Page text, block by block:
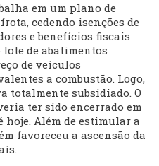
em um plano de
cedendo isenções de
e benefícios fiscais
de abatimentos
de veículos
a combustão. Logo,
totalmente subsidiado. O
ter sido encerrado em
hoje. Além de estimular a
favoreceu a ascensão da